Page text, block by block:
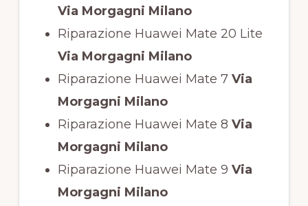
Via Morgagni Milano
Riparazione Huawei Mate 20 Lite
Via Morgagni Milano
Riparazione Huawei Mate 7Via
Morgagni Milano
Riparazione Huawei Mate 8 Via
Morgagni Milano
Riparazione Huawei Mate 9 Via
Morgagni Milano